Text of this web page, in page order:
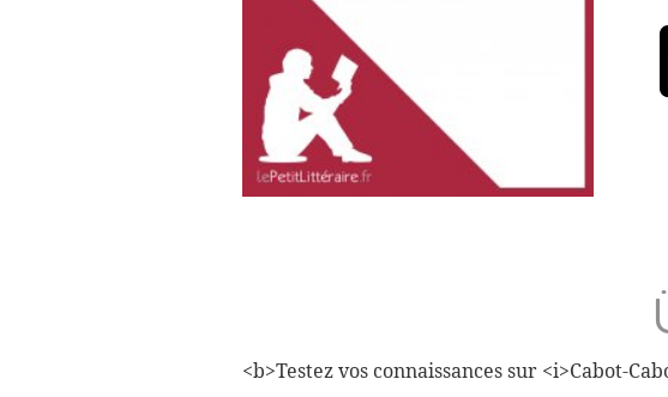
<b>Testez vos connaissances sur <i>Cabot-